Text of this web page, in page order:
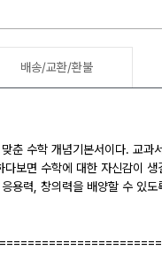
배송/교환/환불
춘 수학 개념기본서이다. 교과
보면 수학에 대한 자신감이
용력, 창의력을 배양할 수 있